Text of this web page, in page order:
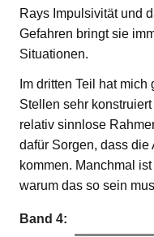
Rays Impulsivität und
Gefahren bringt sie
Situationen.
Im dritten Teil hat
Stellen sehr
relativ sinnlose
dafür Sorgen, dass die
kommen. Manchmal
warum das so sein
Band 4: